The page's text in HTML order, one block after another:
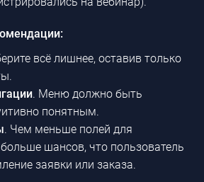
всё лишнее, оставив только
. Меню должно быть
понятным.
. Чем меньше полей для
шансов, что пользователь
заявки или заказа.